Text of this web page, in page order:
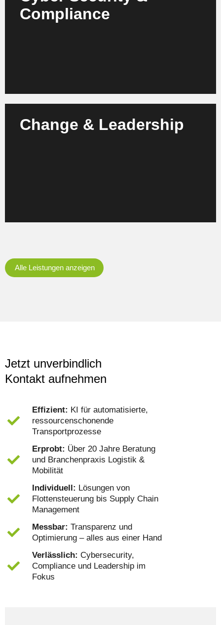
Compliance
Schützen Sie Ihre Transport-Infrastruktur mit KI-
basierten Sicherheitslösungen und Compliance-
Change & Leadership
Alle Leistungen anzeigen
Jetzt unverbindlich
Kontakt aufnehmen
Effizient: KI für automatisierte,
ressourcenschonende
Transportprozesse
Erprobt: Über 20 Jahre Beratung
und Branchenpraxis Logistik &
Mobilität
Individuell: Lösungen von
Flottensteuerung bis Supply Chain
Management
Messbar: Transparenz und
Optimierung – alles aus einer Hand
Verlässlich: Cybersecurity,
Compliance und Leadership im
Fokus